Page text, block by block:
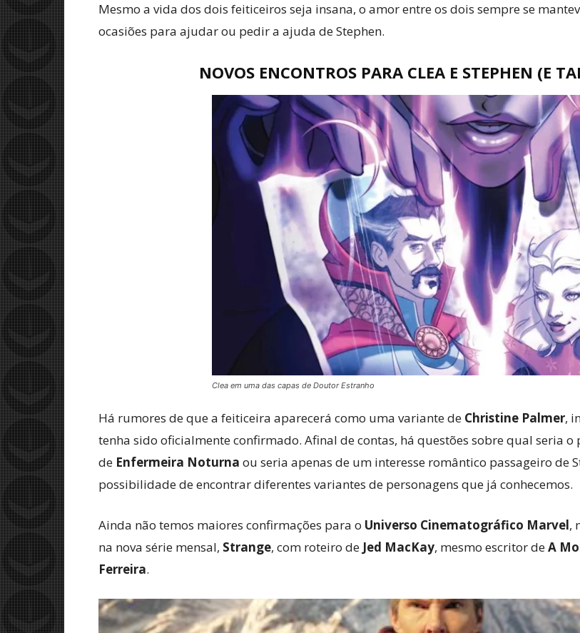
Mesmo a vida dos dois feiticeiros seja insana, o amor entre os dois sempre se
ocasiões para ajudar ou pedir a ajuda de Stephen.
NOVOS ENCONTROS PARA CLEA E STEPHEN (E
Clea em uma das capas de Doutor Estranho
Há rumores de que a feiticeira aparecerá como uma variante de Christine Palmer,
tenha sido oficialmente confirmado. Afinal de contas, há questões sobre qual seria
de Enfermeira Noturna ou seria apenas de um interesse romântico passageiro de
possibilidade de encontrar diferentes variantes de personagens que já conhecemos.
Ainda não temos maiores confirmações para o Universo Cinematográfico Marvel,
na nova série mensal, Strange, com roteiro de Jed MacKay, mesmo escritor deA
Ferreira.